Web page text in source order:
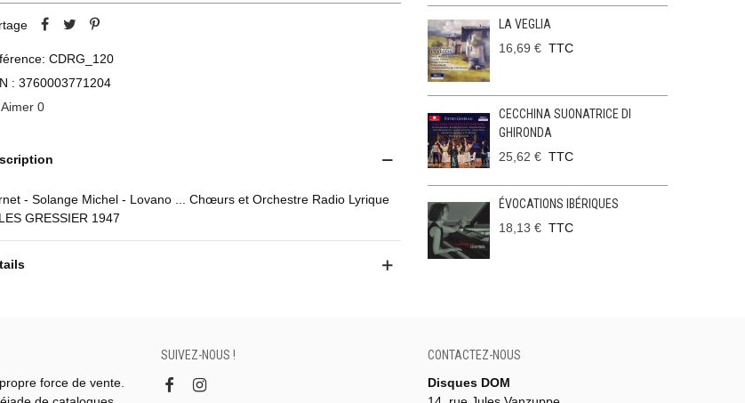
CDRG_120
: 3760003771204
Aimer 0
- Solange Michel - Lovano ... Chœurs et Orchestre Radio Lyrique
GRESSIER 1947
LA VEGLIA
16,69 € TTC
CECCHINA SUONATRICE DI
GHIRONDA
25,62 € TTC
ÉVOCATIONS IBÉRIQUES
18,13 € TTC
force de vente.
SUIVEZ-NOUS !
CONTACTEZ-NOUS
Disques DOM